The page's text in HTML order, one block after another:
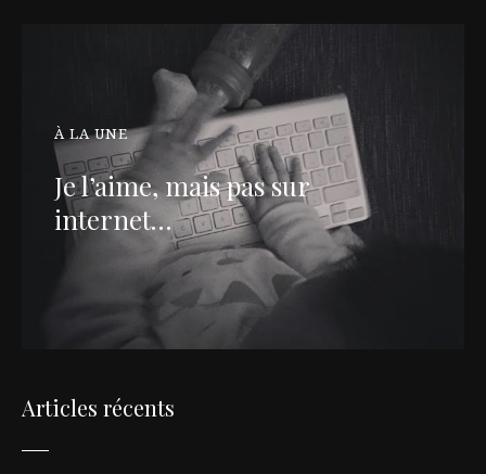
À LA UNE
Je l’aime, mais pas sur
internet…
Articles récents